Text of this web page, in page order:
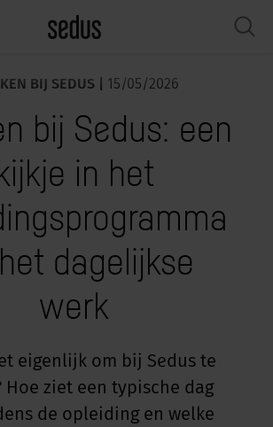
Werkcafé &
INSIGHTS"
BIJ SEDUS | 15/05/2026
bij Sedus: een
in het
dagelijkse
werk
eigenlijk om bij Sedus te
Hoe ziet een typische dag
de opleiding en welke